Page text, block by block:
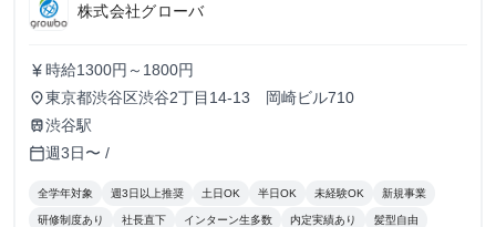
株式会社グローバ
currency_yen 時給1300円～1800円
place東京都渋谷区渋谷2丁目14-13 岡崎ビル710
train渋谷駅
calendar_today週3日〜 /
全学年対象 週3日以上推奨 土日OK 半日OK 未経験OK 新規事業
研修制度あり 社長直下 インターン生多数 内定実績あり 髪型自由